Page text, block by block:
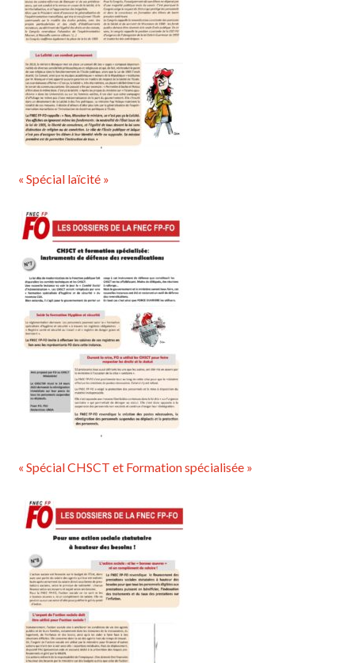
« Spécial laïcité »
« Spécial CHSCT et Formation spécialisée »